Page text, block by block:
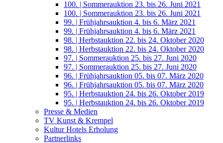
100. | Sommerauktion 23. bis 26. Juni 2021
100. | Sommerauktion 23. bis 26. Juni 2021
99. | Frühjahrsauktion 4. bis 6. März 2021
99. | Frühjahrsauktion 4. bis 6. März 2021
98. | Herbstauktion 22. bis 24. Oktober 2020
98. | Herbstauktion 22. bis 24. Oktober 2020
97. | Sommerauktion 25. bis 27. Juni 2020
97. | Sommerauktion 25. bis 27. Juni 2020
96. | Frühjahrsauktion 05. bis 07. März 2020
96. | Frühjahrsauktion 05. bis 07. März 2020
95. | Herbstauktion 24. bis 26. Oktober 2019
95. | Herbstauktion 24. bis 26. Oktober 2019
Presse & Medien
TV Kunst & Krempel
Kultur Hotels Erholung
Partnerlinks